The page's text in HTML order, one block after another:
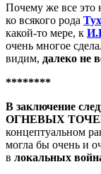
Почему же все это
ко всякого рода
какой-то мере, к
очень многое
видим, далеко не
********
В заключение
ОГНЕВЫХ
концептуальном
могла бы очень и
в локальных